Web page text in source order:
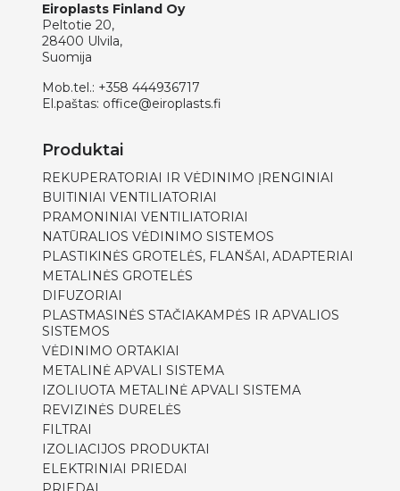
Eiroplasts Finland Oy
Peltotie 20,
28400 Ulvila,
Suomija
Mob.tel.: +358 444936717
El.paštas: office@eiroplasts.fi
Produktai
REKUPERATORIAI IR VĖDINIMO ĮRENGINIAI
BUITINIAI VENTILIATORIAI
PRAMONINIAI VENTILIATORIAI
NATŪRALIOS VĖDINIMO SISTEMOS
PLASTIKINĖS GROTELĖS, FLANŠAI, ADAPTERIAI
METALINĖS GROTELĖS
DIFUZORIAI
PLASTMASINĖS STAČIAKAMPĖS IR APVALIOS
SISTEMOS
VĖDINIMO ORTAKIAI
METALINĖ APVALI SISTEMA
IZOLIUOTA METALINĖ APVALI SISTEMA
REVIZINĖS DURELĖS
FILTRAI
IZOLIACIJOS PRODUKTAI
ELEKTRINIAI PRIEDAI